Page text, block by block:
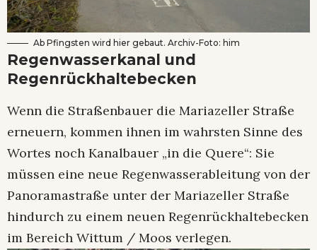
Ab Pfingsten wird hier gebaut. Archiv-Foto: him
Regenwasserkanal und
Regenrückhaltebecken
Wenn die Straßenbauer die Mariazeller Straße
erneuern, kommen ihnen im wahrsten Sinne des
Wortes noch Kanalbauer „in die Quere“: Sie
müssen eine neue Regenwasserableitung von der
Panoramastraße unter der Mariazeller Straße
hindurch zu einem neuen Regenrückhaltebecken
im Bereich Wittum / Moos verlegen.